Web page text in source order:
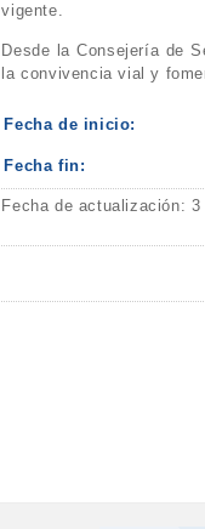
vigente.
Desde la Consejería de
la convivencia vial y
Fecha de inicio:
Fecha fin:
Fecha de actualización: